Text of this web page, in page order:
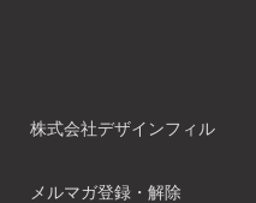
株式会社デザインフィル
メルマガ登録・解除